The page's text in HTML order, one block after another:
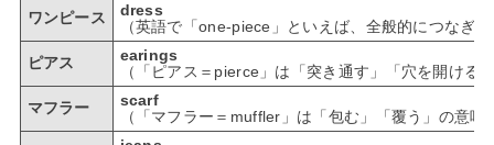
ワンピース
dress
（英語で「one-piece」といえば、全般的につなぎ
ピアス
earings
（「ピアス＝pierce」は「突き通す」「穴を開け
マフラー
scarf
（「マフラー＝muffler」は「包む」「覆う」の意